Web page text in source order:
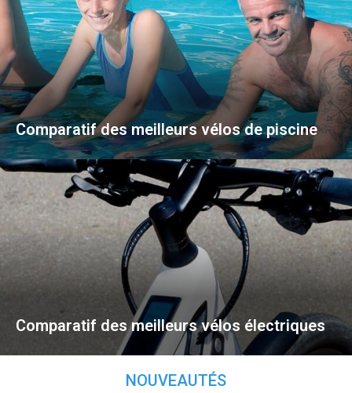
Comparatif des meilleurs vélos de piscine
Comparatif des meilleurs vélos électriques
NOUVEAUTÉS